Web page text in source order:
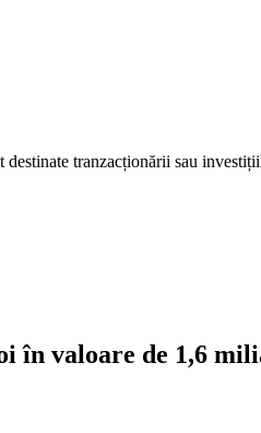
tranzacționării sau
în valoare de 1,6